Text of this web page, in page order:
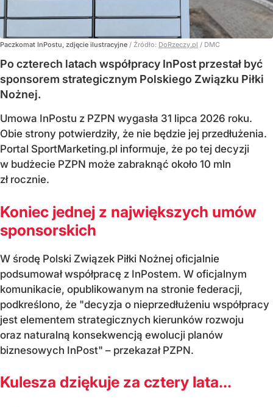
Paczkomat InPostu, zdjęcie ilustracyjne / Źródło: DoRzeczy.pl / DMC
Po czterech latach współpracy InPost przestał być
sponsorem strategicznym Polskiego Związku Piłki
Nożnej.
Umowa InPostu z PZPN wygasła 31 lipca 2026 roku.
Obie strony potwierdziły, że nie będzie jej przedłużenia.
Portal SportMarketing.pl informuje, że po tej decyzji
w budżecie PZPN może zabraknąć około 10 mln
zł rocznie.
Koniec jednej z największych umów
sponsorskich
W środę Polski Związek Piłki Nożnej oficjalnie
podsumował współpracę z InPostem. W oficjalnym
komunikacie, opublikowanym na stronie federacji,
podkreślono, że "decyzja o nieprzedłużeniu współpracy
jest elementem strategicznych kierunków rozwoju
oraz naturalną konsekwencją ewolucji planów
biznesowych InPost" – przekazał PZPN.
Kulesza dziękuje za cztery lata...